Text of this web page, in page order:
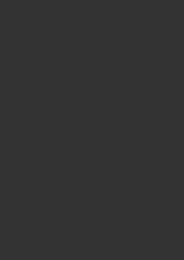
COM A PELE EGF SERUM